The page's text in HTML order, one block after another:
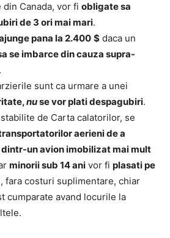
Canada, vor fi obligate sa
de 3 ori mai mari.
pana la 2.400 $ daca un
se imbarce din cauza supra-
.
sunt ca urmare a unei
nuse vor plati despagubiri.
de Carta calatorilor, se
aerieni de a
un avion imobilizat mai mult
minorii sub 14 ani vor fi plasati pe
fara costuri suplimentare, chiar
cumparate avand locurile la